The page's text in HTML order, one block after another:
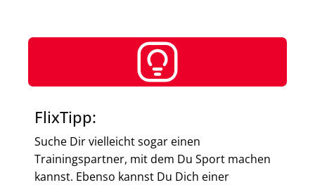
FlixTipp:
Suche Dir vielleicht sogar einen
Trainingspartner, mit dem Du Sport machen
kannst. Ebenso kannst Du Dich einer